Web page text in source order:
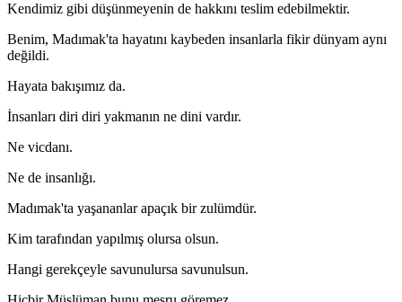
Kendimiz gibi düşünmeyenin de hakkını teslim edebilmektir.
Benim, Madımak'ta hayatını kaybeden insanlarla fikir dünyam aynı
değildi.
Hayata bakışımız da.
İnsanları diri diri yakmanın ne dini vardır.
Ne vicdanı.
Ne de insanlığı.
Madımak'ta yaşananlar apaçık bir zulümdür.
Kim tarafından yapılmış olursa olsun.
Hangi gerekçeyle savunulursa savunulsun.